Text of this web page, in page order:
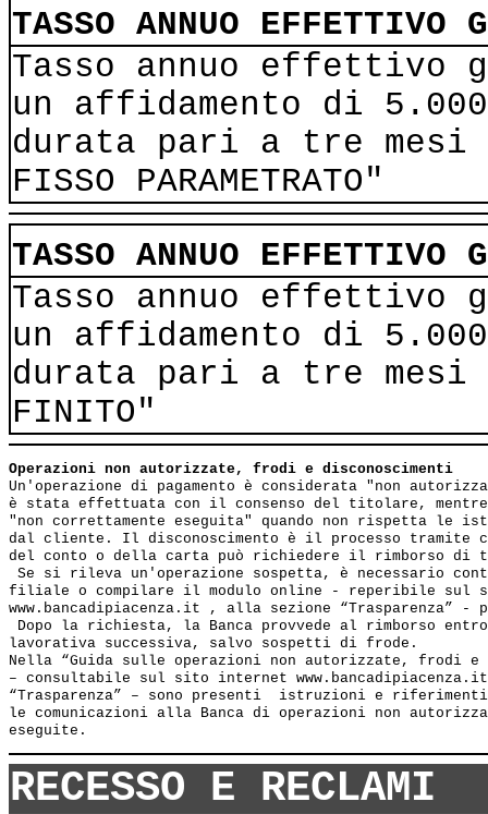
TASSO ANNUO EFFETTIVO
Tasso annuo effettivo
un affidamento di
durata pari a tre mesi -
FISSO PARAMETRATO"
TASSO ANNUO EFFETTIVO
Tasso annuo effettivo
un affidamento di
durata pari a tre mesi -
FINITO"
Operazioni non autorizzate, frodi e disconoscimenti
Un'operazione di pagamento è considerata "non
è stata effettuata con il consenso del titolare,
"non correttamente eseguita" quando non rispetta le
dal cliente. Il disconoscimento è il processo
del conto o della carta può richiedere il rimborso di
Se si rileva un'operazione sospetta, è necessario
filiale o compilare il modulo online - reperibile sul
www.bancadipiacenza.it , alla sezione “Trasparenza” -
Dopo la richiesta, la Banca provvede al rimborso
lavorativa successiva, salvo sospetti di frode.
Nella “Guida sulle operazioni non autorizzate, frodi e
– consultabile sul sito internet
“Trasparenza” – sono presenti  istruzioni e
le comunicazioni alla Banca di operazioni non
RECESSO E RECLAMI